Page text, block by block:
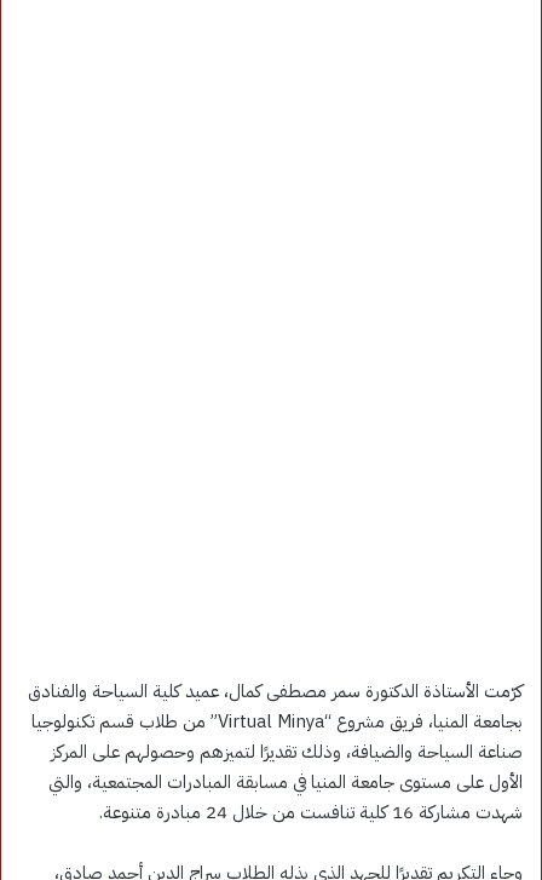
كرّمت الأستاذة الدكتورة سمر مصطفى كمال، عميد كلية السياحة والفنادق
بجامعة المنيا، فريق مشروع “Virtual Minya” من طلاب قسم تكنولوجيا
صناعة السياحة والضيافة، وذلك تقديرًا لتميزهم وحصولهم على المركز
الأول على مستوى جامعة المنيا في مسابقة المبادرات المجتمعية، والتي
شهدت مشاركة 16 كلية تنافست من خلال 24 مبادرة متنوعة.
وجاء التكريم تقديرًا للجهد الذي بذله الطلاب سراج الدين أحمد صادق،